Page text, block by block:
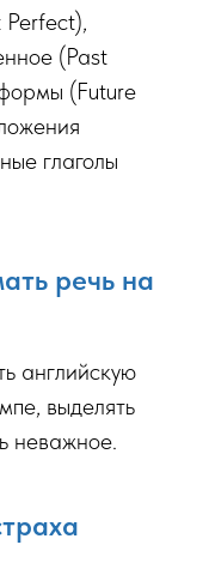
(Past
(Future
глаголы
речь на
английскую
выделять
неважное.